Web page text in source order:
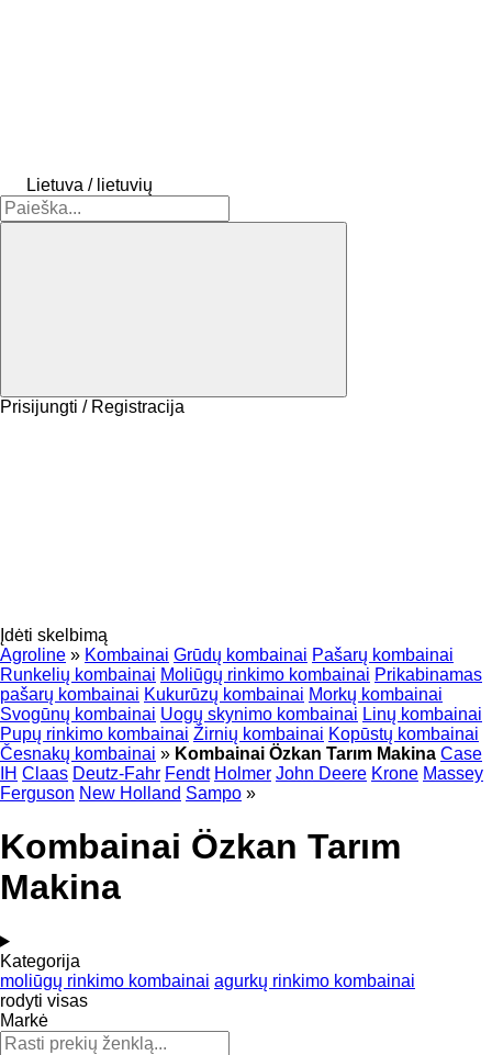
Lietuva / lietuvių
Prisijungti / Registracija
Įdėti skelbimą
Agroline » Kombainai Grūdų kombainai Pašarų kombainai
Runkelių kombainai Moliūgų rinkimo kombainai Prikabinamas
pašarų kombainai Kukurūzų kombainai Morkų kombainai
Svogūnų kombainai Uogų skynimo kombainai Linų kombainai
Pupų rinkimo kombainai Žirnių kombainai Kopūstų kombainai
Česnakų kombainai » Kombainai Özkan Tarım Makina Case
IH Claas Deutz-Fahr Fendt Holmer John Deere Krone Massey
Ferguson New Holland Sampo »
Kombainai Özkan Tarım
Makina
Kategorija
moliūgų rinkimo kombainai agurkų rinkimo kombainai
rodyti visas
Markė